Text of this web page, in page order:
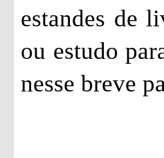
estandes de
ou estudo
nesse breve